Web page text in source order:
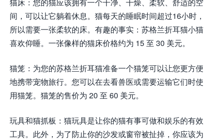
间，可以让它躺着休息。猫每天的睡眠时间超过16小时，
所以需要一张柔软的床。有趣的事实：苏​​格兰折耳猫小猫
喜欢仰睡。一张像样的猫床价格约为 15 至 30 美元。
猫笼：为您的苏格兰折耳猫准备一个猫笼可以让您更方便
地携带宠物旅行。您可以在去看兽医或需要运输它们时使
用猫笼。猫笼的售价为 20 至 60 美元。
玩具和猫抓板：猫玩具是让你的猫有事可做和娱乐的有效
工具。此外，为了防止你的沙发或窗帘被扯掉，你应该为